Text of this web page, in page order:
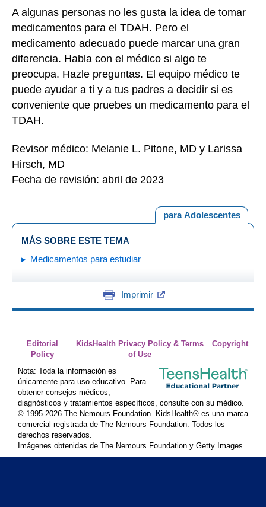
A algunas personas no les gusta la idea de tomar
medicamentos para el TDAH. Pero el
medicamento adecuado puede marcar una gran
diferencia. Habla con el médico si algo te
preocupa. Hazle preguntas. El equipo médico te
puede ayudar a ti y a tus padres a decidir si es
conveniente que pruebes un medicamento para el
TDAH.
Revisor médico: Melanie L. Pitone, MD y Larissa
Hirsch, MD
Fecha de revisión: abril de 2023
para Adolescentes
MÁS SOBRE ESTE TEMA
Medicamentos para estudiar
Imprimir
Editorial
Policy
KidsHealth Privacy Policy & Terms
of Use
Copyright
Nota: Toda la información es
únicamente para uso educativo. Para
obtener consejos médicos,
diagnósticos y tratamientos específicos, consulte con su médico.
© 1995-2026 The Nemours Foundation. KidsHealth® es una marca
comercial registrada de The Nemours Foundation. Todos los
derechos reservados.
Imágenes obtenidas de The Nemours Foundation y Getty Images.